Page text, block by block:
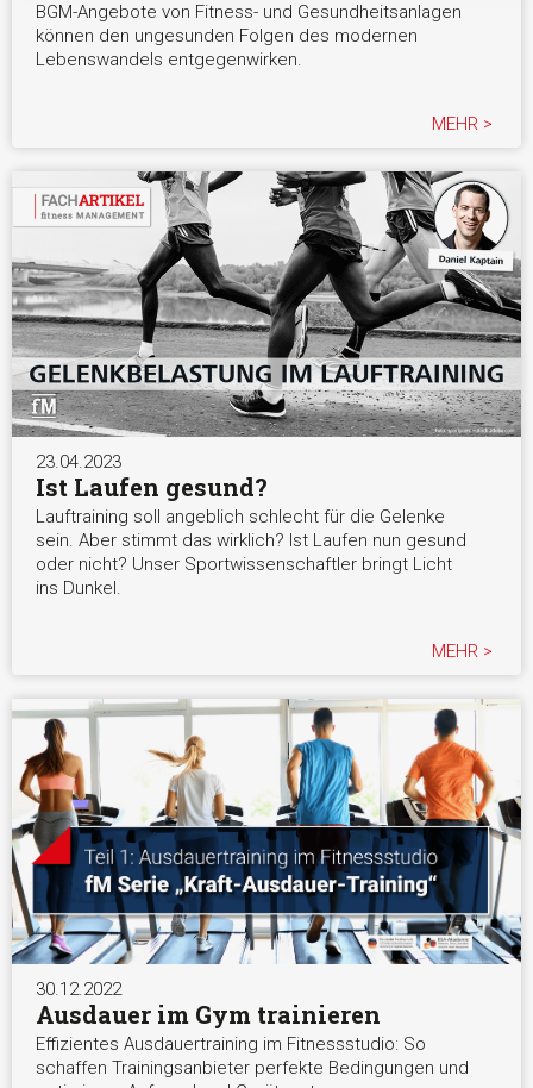
BGM-Angebote von Fitness- und Gesundheitsanlagen
können den ungesunden Folgen des modernen
Lebenswandels entgegenwirken.
MEHR >
23.04.2023
Ist Laufen gesund?
Lauftraining soll angeblich schlecht für die Gelenke
sein. Aber stimmt das wirklich? Ist Laufen nun gesund
oder nicht? Unser Sportwissenschaftler bringt Licht
ins Dunkel.
MEHR >
30.12.2022
Ausdauer im Gym trainieren
Effizientes Ausdauertraining im Fitnessstudio: So
schaffen Trainingsanbieter perfekte Bedingungen und